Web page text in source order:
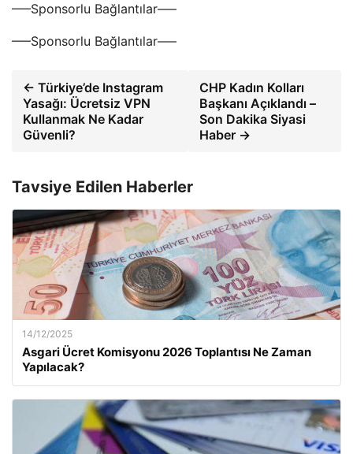
—–Sponsorlu Bağlantılar—–
—–Sponsorlu Bağlantılar—–
← Türkiye’de Instagram
Yasağı: Ücretsiz VPN
Kullanmak Ne Kadar
Güvenli?
CHP Kadın Kolları
Başkanı Açıklandı –
Son Dakika Siyasi
Haber →
Tavsiye Edilen Haberler
14/12/2025
Asgari Ücret Komisyonu 2026 Toplantısı Ne Zaman
Yapılacak?